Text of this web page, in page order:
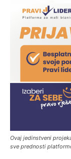
Ovaj jedinstveni
sve prednosti